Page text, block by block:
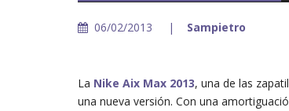
06/02/2013 Sampietro
La Nike Aix Max 2013, una de las
una nueva versión. Con una